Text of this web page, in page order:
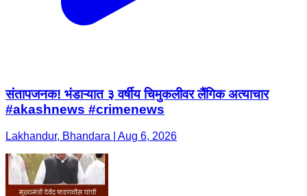
संतापजनक! भंडाऱ्यात ३ वर्षीय चिमुकलीवर लैंगिक अत्याचार
#akashnews #crimenews
Lakhandur, Bhandara | Aug 6, 2026